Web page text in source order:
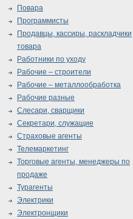
Повара
Программисты
Продавцы, кассиры, раскладчики
товара
Работники по уходу
Рабочие – строители
Рабочие – металлообработка
Рабочие разные
Слесари, сварщики
Секретари, служащие
Страховые агенты
Телемаркетинг
Торговые агенты, менеджеры по
продаже
Турагенты
Электрики
Электронщики